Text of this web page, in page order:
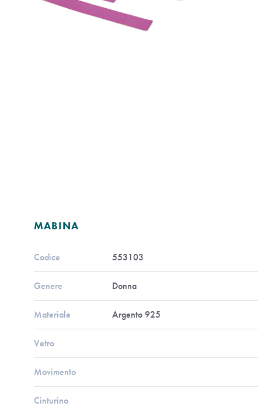
MABINA
Codice 553103
Genere Donna
Materiale Argento 925
Vetro
Movimento
Cinturino